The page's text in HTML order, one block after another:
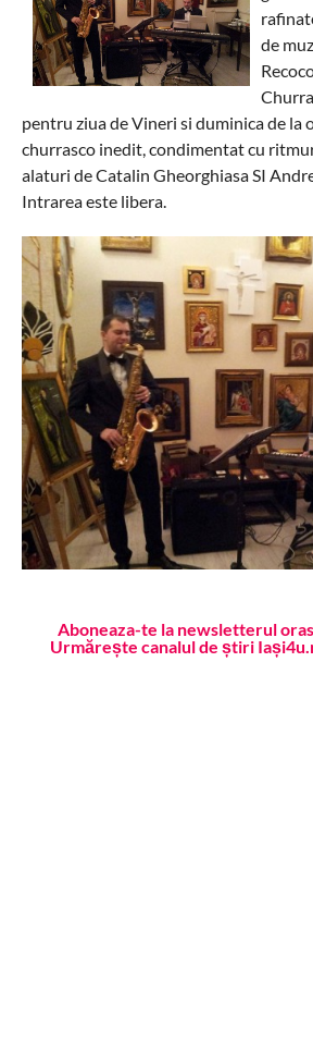
de
pentru ziua de Vineri si duminica de la
churrasco inedit, condimentat cu
alaturi de Catalin Gheorghiasa SI
Intrarea este libera.
Aboneaza-te la newsletterul
Urmărește canalul de știri